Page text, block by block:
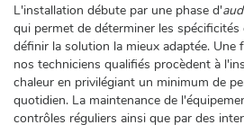
L'installation débute par une phase d'
qui permet de déterminer les
définir la solution la mieux adaptée. Une
nos techniciens qualifiés procèdent à
chaleur en privilégiant un minimum de
quotidien. La maintenance de
contrôles réguliers ainsi que par des